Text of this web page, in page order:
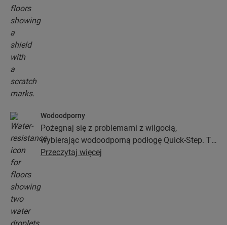
Wodoodporny
Pożegnaj się z problemami z wilgocią,
wybierając wodoodporną podłogę Quick-Step. Te
podłogi nie tylko wyglądają wyjątkowo stylowo i
prostsze niż kiedykolwiek wcześniej!
Przeczytaj więcej